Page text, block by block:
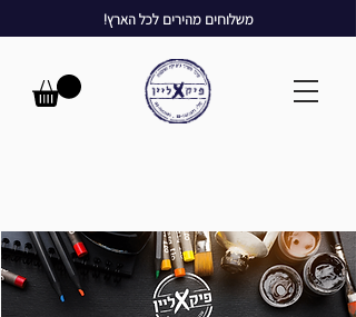
משלוחים מהירים לכל הארץ!